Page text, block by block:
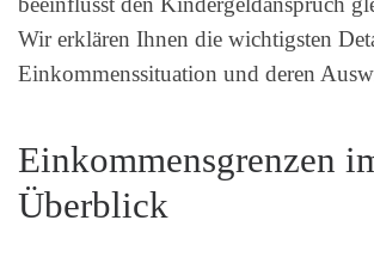
Wir erklären Ihnen die wichtigsten
Einkommenssituation und deren
Einkommensgrenzen
Überblick